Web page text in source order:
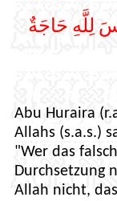
لِلَّهِ حَاجَةٌ
Abu Huraira
Allahs (s.a.s.)
"Wer das
Durchsetzung
Allah nicht,